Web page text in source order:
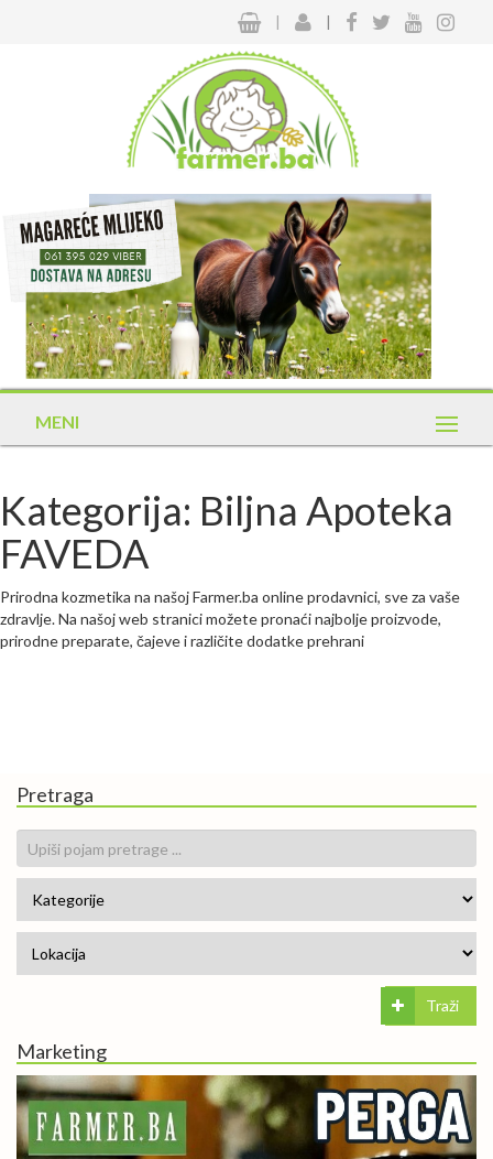
| |
MENI
Kategorija: Biljna Apoteka
FAVEDA
Prirodna kozmetika na našoj Farmer.ba online prodavnici, sve za vaše
zdravlje. Na našoj web stranici možete pronaći najbolje proizvode,
prirodne preparate, čajeve i različite dodatke prehrani
Pretraga
Traži
Marketing